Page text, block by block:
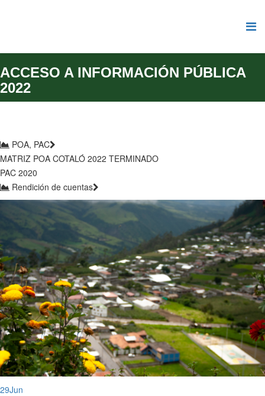
ACCESO A INFORMACIÓN PÚBLICA
2022
POA, PAC
MATRIZ POA COTALÓ 2022 TERMINADO
PAC 2020
Rendición de cuentas
29Jun